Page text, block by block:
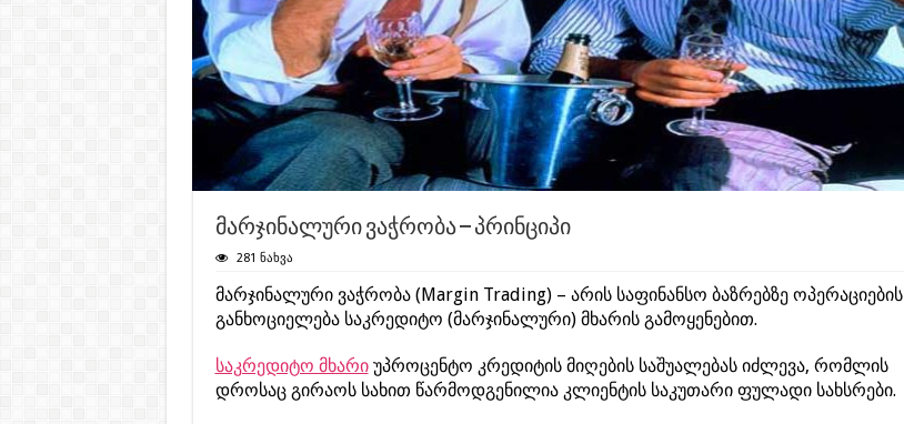
მარჯინალური ვაჭრობა – პრინციპი
281 ნახვა
მარჯინალური ვაჭრობა (Margin Trading) – არის საფინანსო ბაზრებზე ოპერაციების
განხოციელება საკრედიტო (მარჯინალური) მხარის გამოყენებით.
საკრედიტო მხარიუპროცენტო კრედიტის მიღების საშუალებას იძლევა, რომლის
დროსაც გირაოს სახით წარმოდგენილია კლიენტის საკუთარი ფულადი სახსრები.